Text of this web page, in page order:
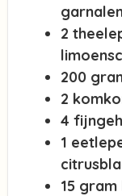
2
200
2
4
1
15